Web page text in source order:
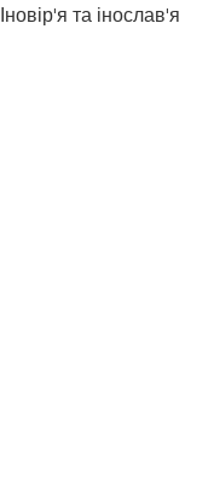
Іновір'я та інослав'я